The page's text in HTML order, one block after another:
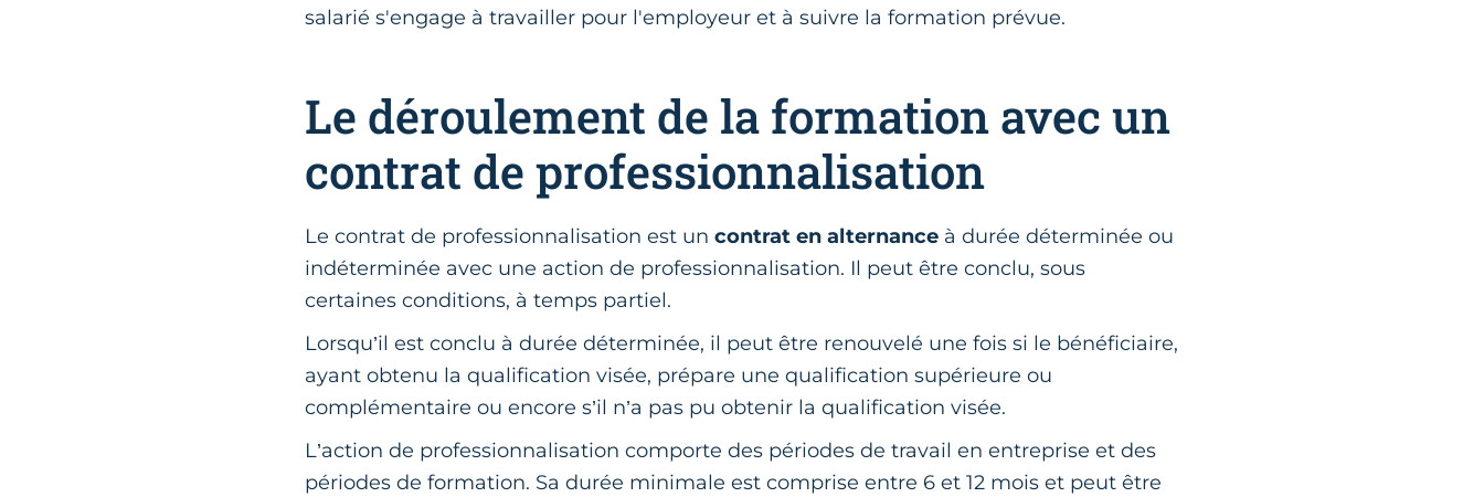
salarié s'engage à travailler pour l'employeur et à suivre la formation prévue.
Le déroulement de la formation avec un
contrat de professionnalisation
Le contrat de professionnalisation est un contrat en alternance à durée déterminée ou
indéterminée avec une action de professionnalisation. Il peut être conclu, sous
certaines conditions, à temps partiel.
Lorsqu’il est conclu à durée déterminée, il peut être renouvelé une fois si le bénéficiaire,
ayant obtenu la qualification visée, prépare une qualification supérieure ou
complémentaire ou encore s’il n’a pas pu obtenir la qualification visée.
L’action de professionnalisation comporte des périodes de travail en entreprise et des
périodes de formation. Sa durée minimale est comprise entre 6 et 12 mois et peut être